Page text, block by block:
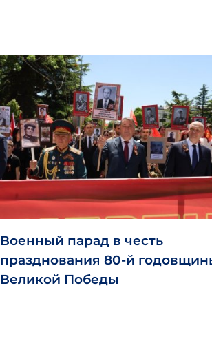
Военный парад в честь
празднования 80-й
Великой Победы